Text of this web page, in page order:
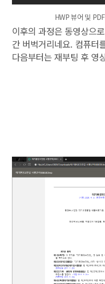
HWP 뷰어 및
이후의 과정은 동영상으
간 버벅거리네요. 컴퓨터
다음부터는 재부팅 후 영